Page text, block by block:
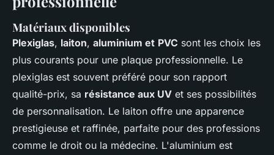
Matériaux disponibles
Plexiglas, laiton, aluminium et PVC sont les choix les
plus courants pour une plaque professionnelle. Le
plexiglas est souvent préféré pour son rapport
qualité-prix, sa résistance aux UV et ses possibilités
de personnalisation. Le laiton offre une apparence
prestigieuse et raffinée, parfaite pour des professions
comme le droit ou la médecine. L'aluminium est